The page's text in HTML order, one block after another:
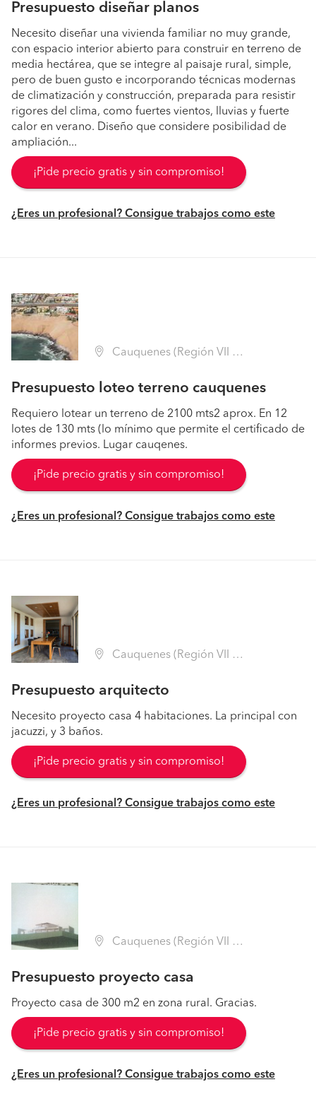
Presupuesto diseñar planos
Necesito diseñar una vivienda familiar no muy grande,
con espacio interior abierto para construir en terreno de
media hectárea, que se integre al paisaje rural, simple,
pero de buen gusto e incorporando técnicas modernas
de climatización y construcción, preparada para resistir
rigores del clima, como fuertes vientos, lluvias y fuerte
calor en verano. Diseño que considere posibilidad de
ampliación...
¡Pide precio gratis y sin compromiso!
¿Eres un profesional? Consigue trabajos como este
Cauquenes (Región VII Maule - Cauquenes)
Presupuesto loteo terreno cauquenes
Requiero lotear un terreno de 2100 mts2 aprox. En 12
lotes de 130 mts (lo mínimo que permite el certificado de
informes previos. Lugar cauqenes.
¡Pide precio gratis y sin compromiso!
¿Eres un profesional? Consigue trabajos como este
Cauquenes (Región VII Maule - Cauquenes)
Presupuesto arquitecto
Necesito proyecto casa 4 habitaciones. La principal con
jacuzzi, y 3 baños.
¡Pide precio gratis y sin compromiso!
¿Eres un profesional? Consigue trabajos como este
Cauquenes (Región VII Maule - Cauquenes)
Presupuesto proyecto casa
Proyecto casa de 300 m2 en zona rural. Gracias.
¡Pide precio gratis y sin compromiso!
¿Eres un profesional? Consigue trabajos como este